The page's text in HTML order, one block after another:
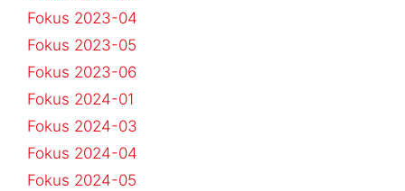
Fokus 2023-04
Fokus 2023-05
Fokus 2023-06
Fokus 2024-01
Fokus 2024-03
Fokus 2024-04
Fokus 2024-05